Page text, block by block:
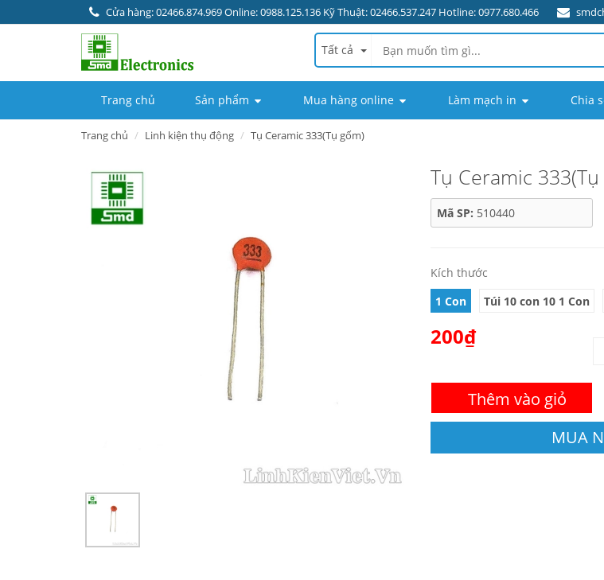
Cửa hàng: 02466.874.969 Online: 0988.125.136 Kỹ Thuật: 02466.537.247 Hotline: 0977.680.466
Tất cả
Trang chủ Sản phẩm Mua hàng online Làm mạch in Chia
Trang chủ Linh kiện thụ động Tụ Ceramic 333(Tụ gốm)
Tụ Ceramic
Mã SP: 510440
Kích thước
1 Con
Túi 10 con 10 1 Con
200₫
Thêm vào giỏ
MUA